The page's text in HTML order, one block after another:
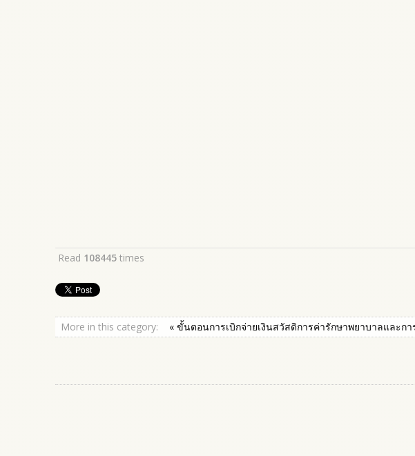
Read 108445 times
More in this category: « ขั้นตอนการเบิกจ่ายเงินสวัสดิการค่ารักษาพยาบาลและก